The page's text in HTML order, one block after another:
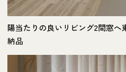
陽当たりの良いリビング2間窓へ
納品